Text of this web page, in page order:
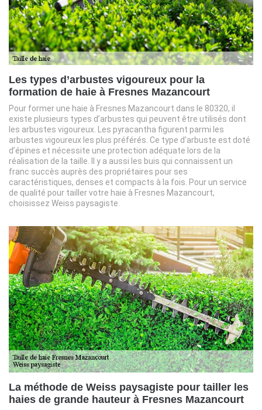
Les types d’arbustes vigoureux pour la
formation de haie à Fresnes Mazancourt
Pour former une haie à Fresnes Mazancourt dans le 80320, il
existe plusieurs types d’arbustes qui peuvent être utilisés dont
les arbustes vigoureux. Les pyracantha figurent parmi les
arbustes vigoureux les plus préférés. Ce type d’arbuste est doté
d’épines et nécessite une protection adéquate lors de la
réalisation de la taille. Il y a aussi les buis qui connaissent un
franc succès auprès des propriétaires pour ses
caractéristiques, denses et compacts à la fois. Pour un service
de qualité pour tailler votre haie à Fresnes Mazancourt,
choisissez Weiss paysagiste.
La méthode de Weiss paysagiste pour tailler les
haies de grande hauteur à Fresnes Mazancourt